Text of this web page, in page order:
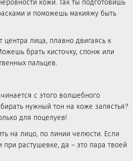
кожи. Так ты подготовишь
и поможешь макияжу быть
лица, плавно двигаясь к
брать кисточку, спонж или
пальцев.
с этого волшебного
нужный тон на коже запястья?
для поцелуев!
на лицо, по линии челюсти. Если
при растушевке, да – это пара твоей